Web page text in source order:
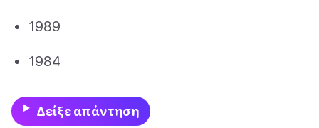
1989
1984
Δείξε απάντηση